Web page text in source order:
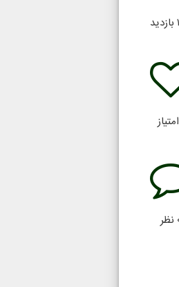
بازدید
امتیاز
نظر